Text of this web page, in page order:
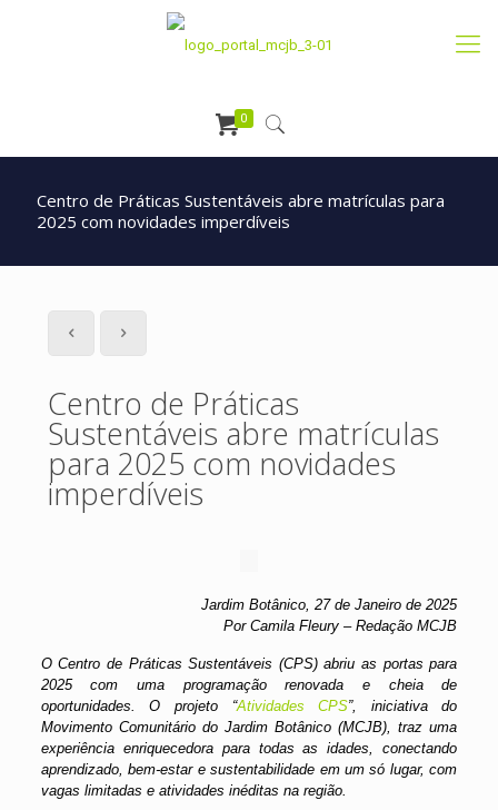
0
Centro de Práticas Sustentáveis abre matrículas para
2025 com novidades imperdíveis
Centro de Práticas
Sustentáveis abre matrículas
para 2025 com novidades
imperdíveis
Jardim Botânico, 27 de Janeiro de 2025
Por Camila Fleury – Redação MCJB
O Centro de Práticas Sustentáveis (CPS) abriu as portas para
2025 com uma programação renovada e cheia de
oportunidades. O projeto “Atividades CPS”, iniciativa do
Movimento Comunitário do Jardim Botânico (MCJB), traz uma
experiência enriquecedora para todas as idades, conectando
aprendizado, bem-estar e sustentabilidade em um só lugar, com
vagas limitadas e atividades inéditas na região.